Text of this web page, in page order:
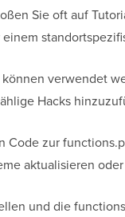
Sie oft auf
verwendet
Hacks
Code zur
aktualisieren
und die